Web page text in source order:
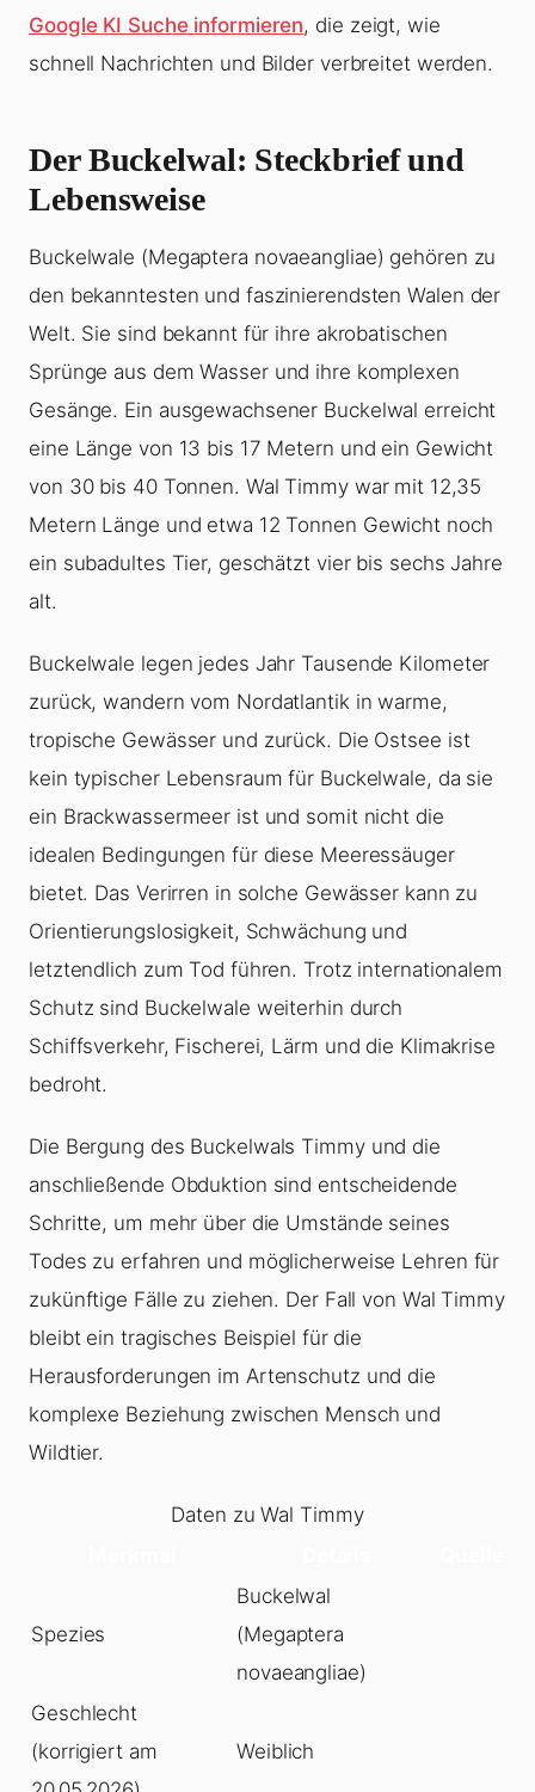
Google KI Suche informieren, die zeigt, wie
schnell Nachrichten und Bilder verbreitet werden.
Der Buckelwal: Steckbrief und
Lebensweise
Buckelwale (Megaptera novaeangliae) gehören zu
den bekanntesten und faszinierendsten Walen der
Welt. Sie sind bekannt für ihre akrobatischen
Sprünge aus dem Wasser und ihre komplexen
Gesänge. Ein ausgewachsener Buckelwal erreicht
eine Länge von 13 bis 17 Metern und ein Gewicht
von 30 bis 40 Tonnen. Wal Timmy war mit 12,35
Metern Länge und etwa 12 Tonnen Gewicht noch
ein subadultes Tier, geschätzt vier bis sechs Jahre
alt.
Buckelwale legen jedes Jahr Tausende Kilometer
zurück, wandern vom Nordatlantik in warme,
tropische Gewässer und zurück. Die Ostsee ist
kein typischer Lebensraum für Buckelwale, da sie
ein Brackwassermeer ist und somit nicht die
idealen Bedingungen für diese Meeressäuger
bietet. Das Verirren in solche Gewässer kann zu
Orientierungslosigkeit, Schwächung und
letztendlich zum Tod führen. Trotz internationalem
Schutz sind Buckelwale weiterhin durch
Schiffsverkehr, Fischerei, Lärm und die Klimakrise
bedroht.
Die Bergung des Buckelwals Timmy und die
anschließende Obduktion sind entscheidende
Schritte, um mehr über die Umstände seines
Todes zu erfahren und möglicherweise Lehren für
zukünftige Fälle zu ziehen. Der Fall von Wal Timmy
bleibt ein tragisches Beispiel für die
Herausforderungen im Artenschutz und die
komplexe Beziehung zwischen Mensch und
Wildtier.
Daten zu Wal Timmy
Spezies
Buckelwal
(Megaptera
novaeangliae)
Geschlecht
(korrigiert am
Weiblich